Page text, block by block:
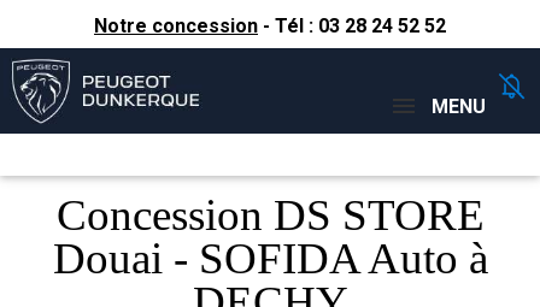
Notre concession - Tél : 03 28 24 52 52
Concessions
MENU
Concession DS STORE
Douai - SOFIDA Auto à